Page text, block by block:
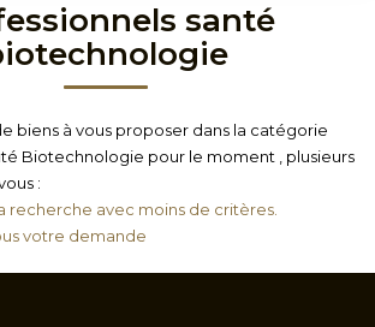
NOTRE AGENCE
PHILOSOPHIE
CONTACT
Surface min
Créer une alerte
santé
biens à vous proposer dans la catégorie
Biotechnologie pour le moment , plusieurs
:
recherche avec moins de critères.
votre demande